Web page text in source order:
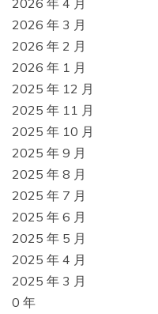
2026 年 4 月
2026 年 3 月
2026 年 2 月
2026 年 1 月
2025 年 12 月
2025 年 11 月
2025 年 10 月
2025 年 9 月
2025 年 8 月
2025 年 7 月
2025 年 6 月
2025 年 5 月
2025 年 4 月
2025 年 3 月
0 年